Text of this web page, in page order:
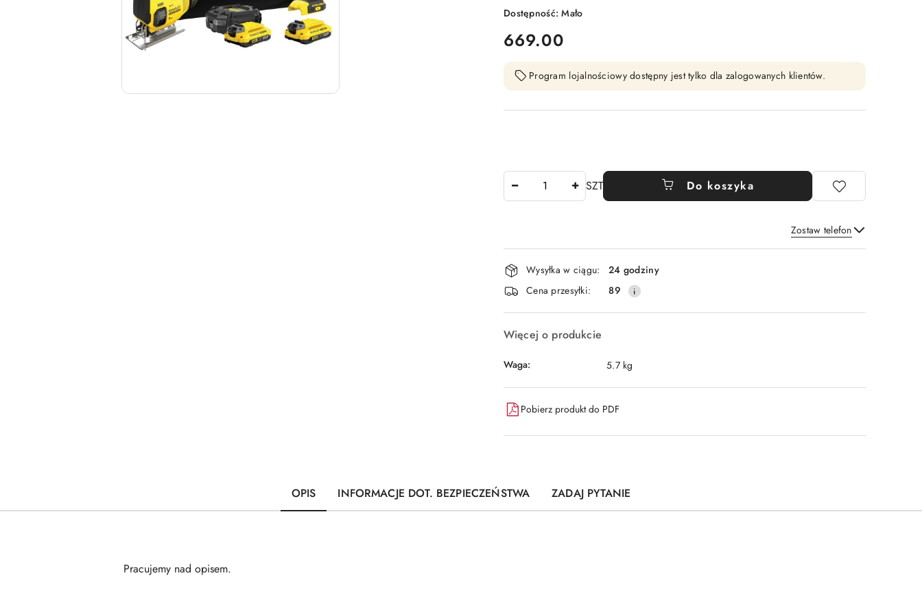
Dostępność:Mało
cena:
669.00
Program lojalnościowy dostępny jest tylko dla zalogowanych klientów.
SZT Do koszyka
Zostaw telefon
Wyślij
Dostępność
i
dostawa
Wysyłka w ciągu:
24 godziny
Cena przesyłki:
89
Więcej o produkcie
Waga: 5.7 kg
Pobierz produkt do PDF
OPIS INFORMACJE DOT. BEZPIECZEŃSTWA ZADAJ PYTANIE
Pracujemy nad opisem.